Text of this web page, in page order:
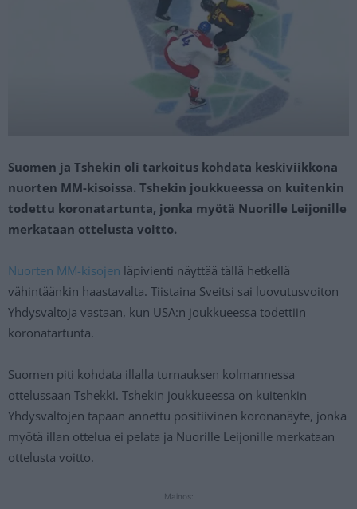
Suomen ja Tshekin oli tarkoitus kohdata keskiviikkona
nuorten MM-kisoissa. Tshekin joukkueessa on kuitenkin
todettu koronatartunta, jonka myötä Nuorille Leijonille
merkataan ottelusta voitto.
Nuorten MM-kisojen läpivienti näyttää tällä hetkellä
vähintäänkin haastavalta. Tiistaina Sveitsi sai luovutusvoiton
Yhdysvaltoja vastaan, kun USA:n joukkueessa todettiin
koronatartunta.
Suomen piti kohdata illalla turnauksen kolmannessa
ottelussaan Tshekki. Tshekin joukkueessa on kuitenkin
Yhdysvaltojen tapaan annettu positiivinen koronanäyte, jonka
myötä illan ottelua ei pelata ja Nuorille Leijonille merkataan
ottelusta voitto.
Mainos: